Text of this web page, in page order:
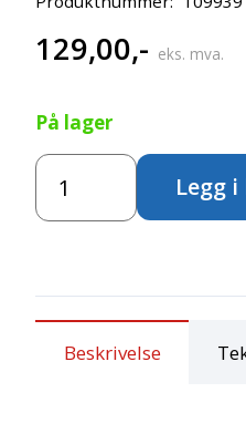
129,00,- eks. mva.
På lager
Knapper
500g
antall
Legg
Beskrivelse